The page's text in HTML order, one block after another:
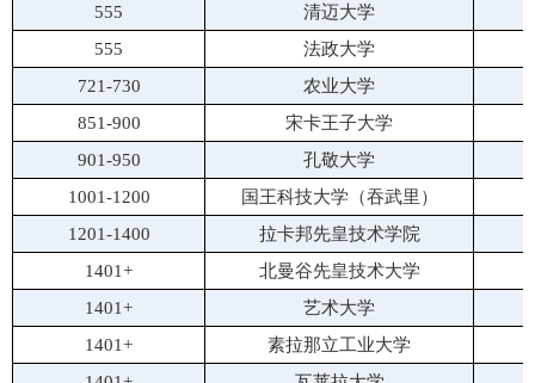
555
清迈大学
555
法政大学
721-730
农业大学
851-900
宋卡王子大学
901-950
孔敬大学
1001-1200
国王科技大学（吞武里）
1201-1400
拉卡邦先皇技术学院
1401+
北曼谷先皇技术大学
1401+
艺术大学
1401+
素拉那立工业大学